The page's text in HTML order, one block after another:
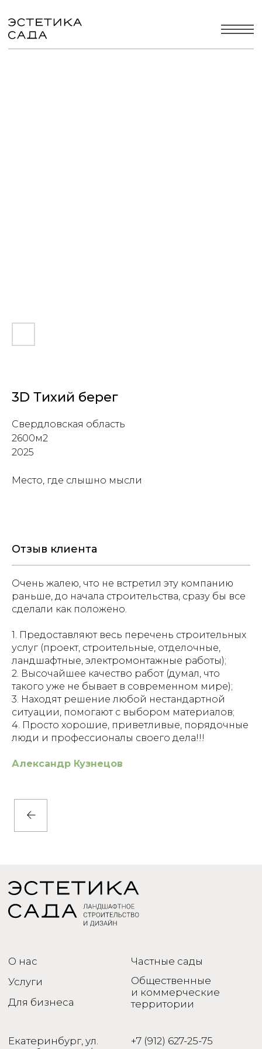
3D Тихий берег
Свердловская область
2600м2
2025
Место, где слышно мысли
Отзыв клиента
Очень жалею, что не встретил эту компанию
раньше, до начала строительства, сразу бы все
сделали как положено.
1. Предоставляют весь перечень строительных
услуг (проект, строительные, отделочные,
ландшафтные, электромонтажные работы);
2. Высочайшее качество работ (думал, что
такого уже не бывает в современном мире);
3. Находят решение любой нестандартной
ситуации, помогают с выбором материалов;
4. Просто хорошие, приветливые, порядочные
люди и профессионалы своего дела!!!
Александр Кузнецов
О нас
Услуги
Частные сады
Общественные
и коммерческие
территории
Для бизнеса
Екатеринбург, ул.
лит. 3, офис 408
© 2005-2024 ИП Шайхуллина
+7 (912) 627-25-75